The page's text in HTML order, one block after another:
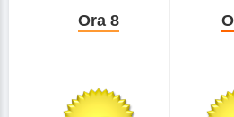
Ora 8